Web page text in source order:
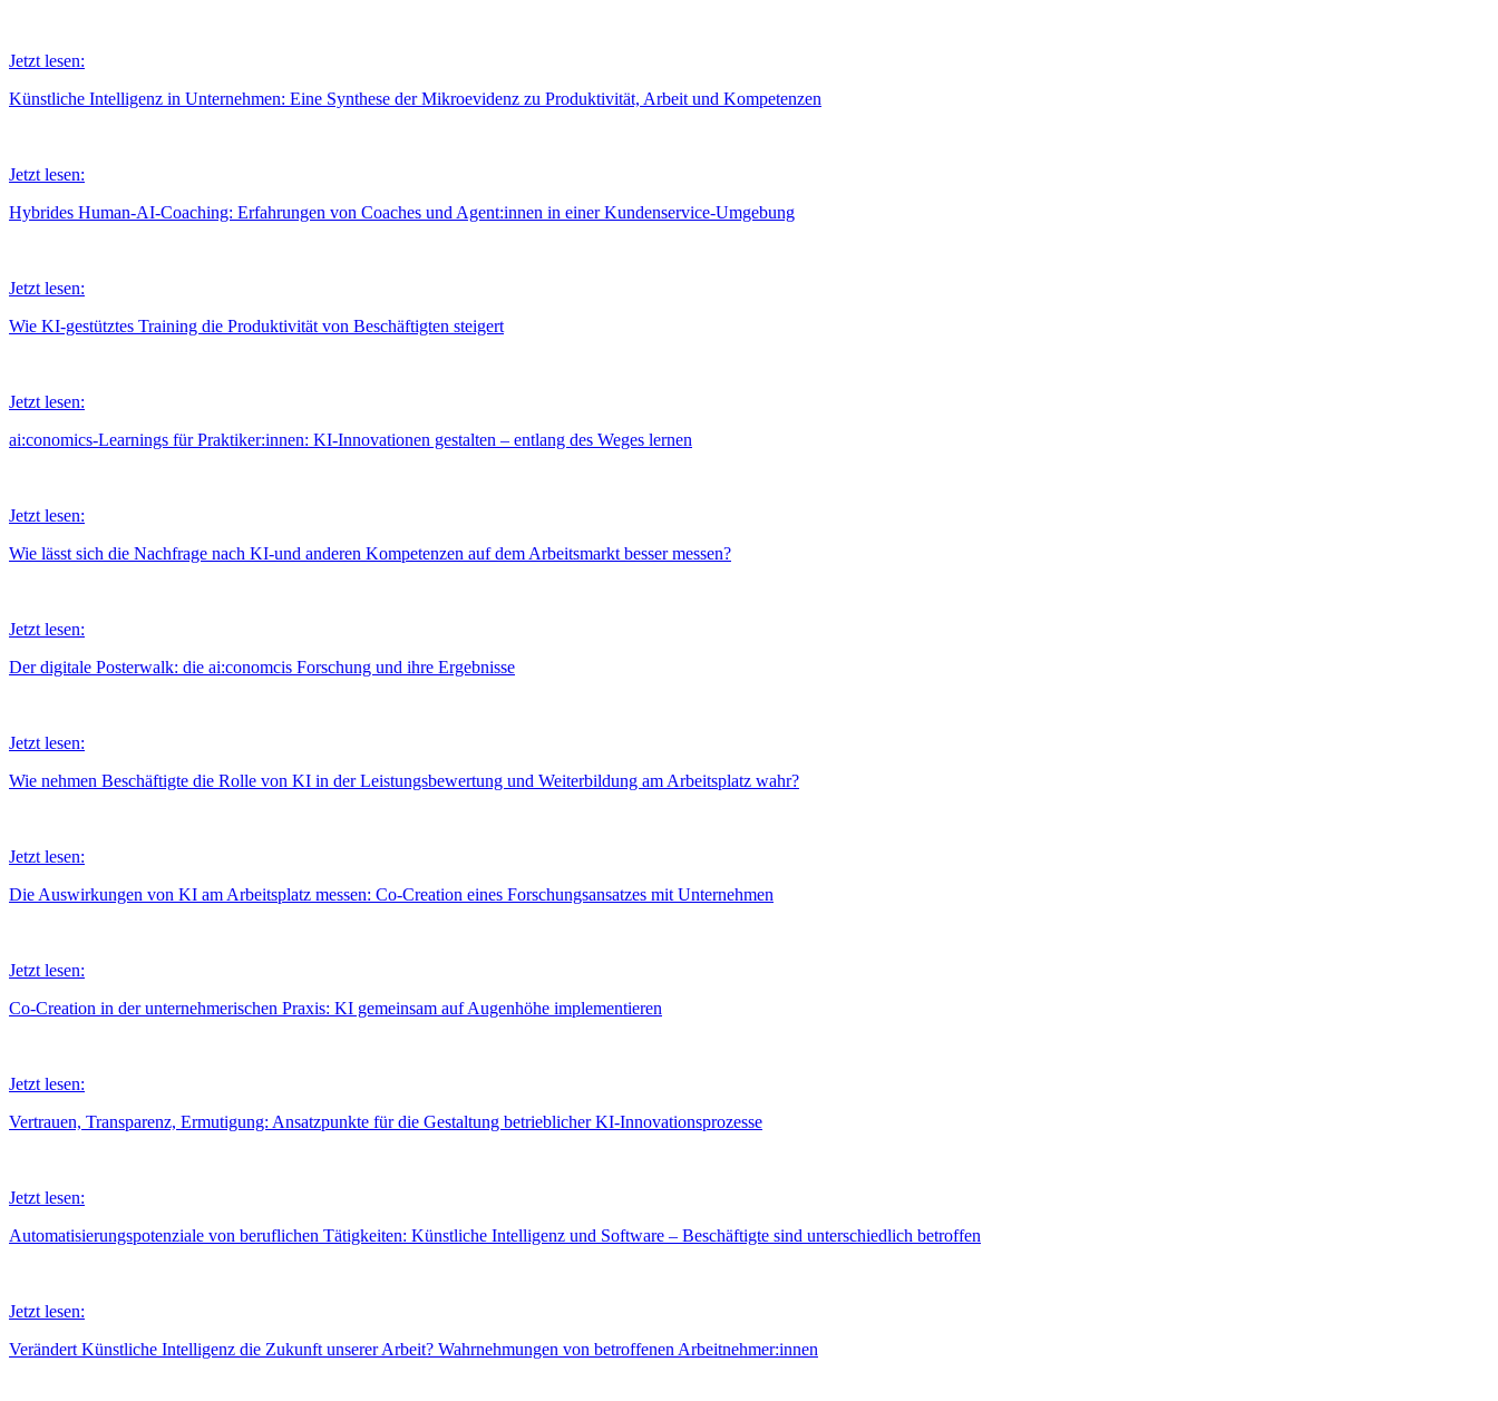
Jetzt lesen:
Künstliche Intelligenz in Unternehmen: Eine Synthese der Mikroevidenz zu Produktivität, Arbeit und Kompetenzen
Jetzt lesen:
Hybrides Human-AI-Coaching: Erfahrungen von Coaches und Agent:innen in einer Kundenservice-Umgebung
Jetzt lesen:
Wie KI-gestütztes Training die Produktivität von Beschäftigten steigert
Jetzt lesen:
ai:conomics-Learnings für Praktiker:innen: KI-Innovationen gestalten – entlang des Weges lernen
Jetzt lesen:
Wie lässt sich die Nachfrage nach KI-und anderen Kompetenzen auf dem Arbeitsmarkt besser messen?
Jetzt lesen:
Der digitale Posterwalk: die ai:conomcis Forschung und ihre Ergebnisse
Jetzt lesen:
Wie nehmen Beschäftigte die Rolle von KI in der Leistungsbewertung und Weiterbildung am Arbeitsplatz wahr?
Jetzt lesen:
Die Auswirkungen von KI am Arbeitsplatz messen: Co-Creation eines Forschungsansatzes mit Unternehmen
Jetzt lesen:
Co-Creation in der unternehmerischen Praxis: KI gemeinsam auf Augenhöhe implementieren
Jetzt lesen:
Vertrauen, Transparenz, Ermutigung: Ansatzpunkte für die Gestaltung betrieblicher KI-Innovationsprozesse
Jetzt lesen:
Automatisierungspotenziale von beruflichen Tätigkeiten: Künstliche Intelligenz und Software – Beschäftigte sind unterschiedlich betroffen
Jetzt lesen:
Verändert Künstliche Intelligenz die Zukunft unserer Arbeit? Wahrnehmungen von betroffenen Arbeitnehmer:innen